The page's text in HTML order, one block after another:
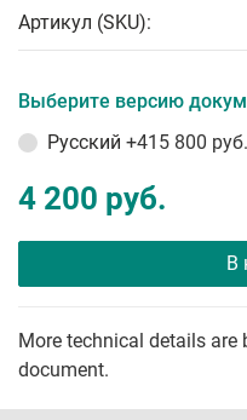
Артикул (SKU):
Выберите версию
Русский +415 800 руб.
4 200 руб.
В
More technical details are
document.